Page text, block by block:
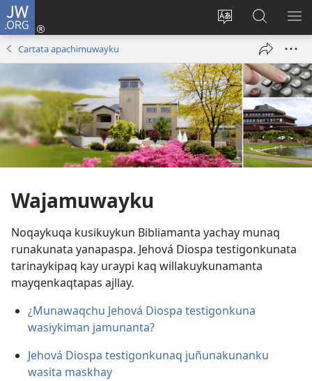
JW.ORG
Direccionpi
Sutiykiwan
jaykuy
nueva
ventana)
JW.ORG
nisqapi
maskhay
Cartata apachimuwayku
Wajamuwayku
Noqaykuqa kusikuykun Bibliamanta yachay munaq
runakunata yanapaspa. Jehová Diospa testigonkunata
tarinaykipaq kay uraypi kaq willakuykunamanta
mayqenkaqtapas ajllay.
¿Munawaqchu Jehová Diospa testigonkuna
wasiykiman jamunanta?
Jehová Diospa testigonkunaq juñunakunanku
wasita maskhay